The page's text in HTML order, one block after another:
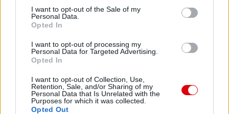
consent section.
I want to opt-out of the Sale of my
Personal Data.
Opted In
I want to opt-out of processing my
Personal Data for Targeted Advertising.
Opted In
I want to opt-out of Collection, Use,
Retention, Sale, and/or Sharing of my
Personal Data that Is Unrelated with the
Purposes for which it was collected.
Opted Out